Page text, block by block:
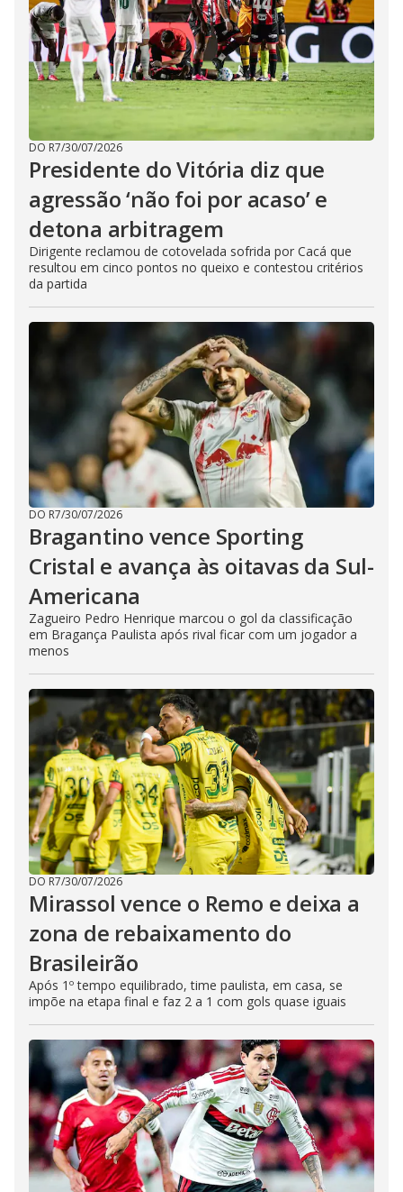
DO R7/30/07/2026
Presidente do Vitória diz que
agressão ‘não foi por acaso’ e
detona arbitragem
Dirigente reclamou de cotovelada sofrida por Cacá que
resultou em cinco pontos no queixo e contestou critérios
da partida
DO R7/30/07/2026
Bragantino vence Sporting
Cristal e avança às oitavas da Sul-
Americana
Zagueiro Pedro Henrique marcou o gol da classificação
em Bragança Paulista após rival ficar com um jogador a
menos
DO R7/30/07/2026
Mirassol vence o Remo e deixa a
zona de rebaixamento do
Brasileirão
Após 1º tempo equilibrado, time paulista, em casa, se
impõe na etapa final e faz 2 a 1 com gols quase iguais